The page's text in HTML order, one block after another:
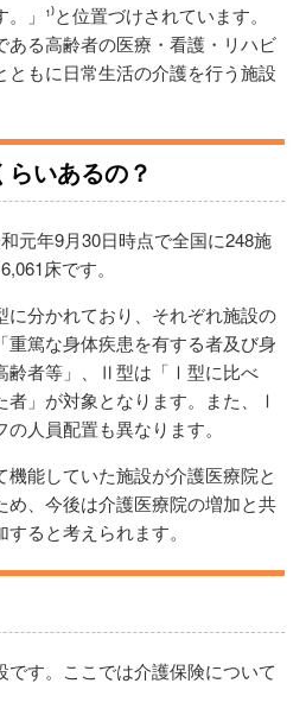
」¹⁾と位置づけされています。
ある高齢者の医療・看護・リハビ
ともに日常生活の介護を行う施設
いあるの？
元年9月30日時点で全国に248施
床です。
分かれており、それぞれ施設の
篤な身体疾患を有する者及び身
齢者等」、Ⅱ型は「Ⅰ型に比べ
者」が対象となります。また、Ⅰ
人員配置も異なります。
能していた施設が介護医療院と
め、今後は介護医療院の増加と共
ると考えられます。
す。ここでは介護保険について